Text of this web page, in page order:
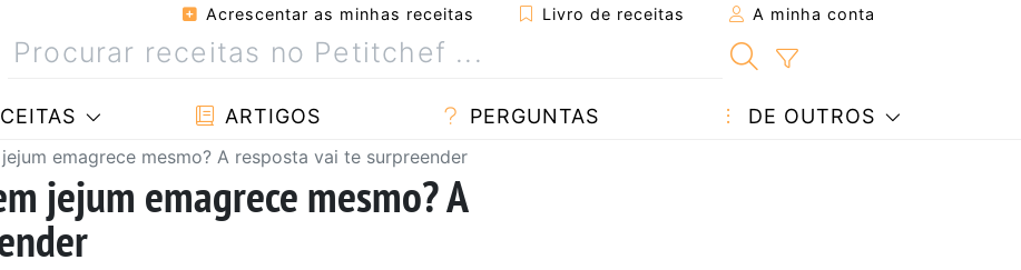
Acrescentar as minhas receitas Livro de receitas A minha conta
ARTIGOS PERGUNTAS DE OUTROS
emagrece mesmo? A resposta vai te surpreender
jejum emagrece mesmo? A